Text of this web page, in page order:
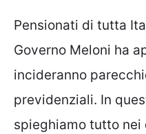
Pensionati di tutta
Governo Meloni ha
incideranno
previdenziali. In
spieghiamo tutto nei